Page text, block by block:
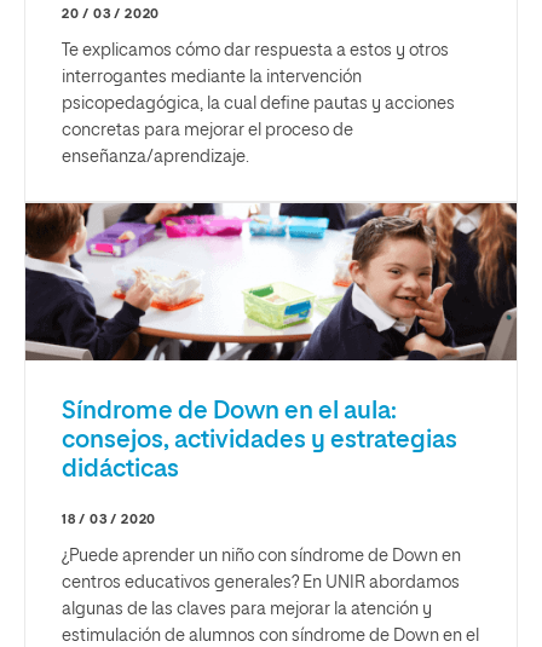
20 / 03 / 2020
Te explicamos cómo dar respuesta a estos y otros
interrogantes mediante la intervención
psicopedagógica, la cual define pautas y acciones
concretas para mejorar el proceso de
enseñanza/aprendizaje.
Síndrome de Down en el aula:
consejos, actividades y estrategias
didácticas
18 / 03 / 2020
¿Puede aprender un niño con síndrome de Down en
centros educativos generales? En UNIR abordamos
algunas de las claves para mejorar la atención y
estimulación de alumnos con síndrome de Down en el